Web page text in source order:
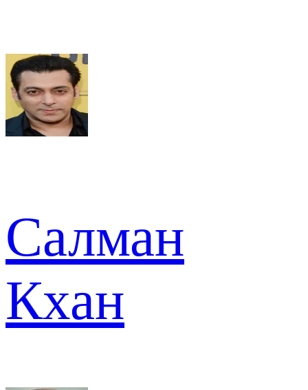
Салман
Кхан